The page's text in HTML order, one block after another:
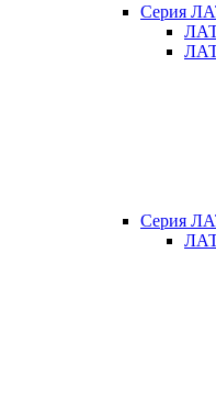
Серия
Серия